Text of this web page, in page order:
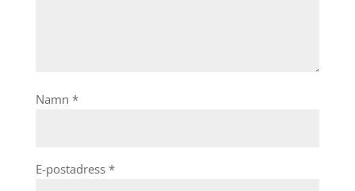
Namn *
E-postadress *